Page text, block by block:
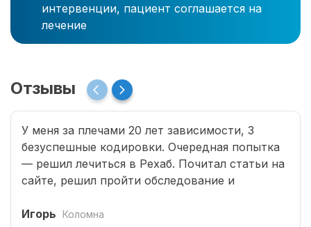
интервенции, пациент соглашается на
лечение
Отзывы
У меня за плечами 20 лет зависимости, 3
безуспешные кодировки. Очередная попытка
— решил лечиться в Рехаб. Почитал статьи на
сайте, решил пройти обследование и
обратиться к доктору. Врачи все деликатные,
Игорь Коломна